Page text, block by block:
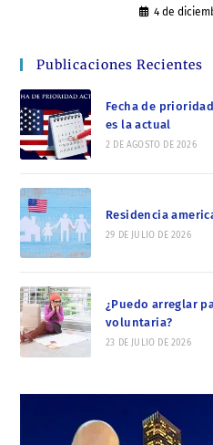
4 de
Publicaciones Recientes
Fecha de
es la actual
2 DE AGOSTO DE 2026
Residencia
29 DE JULIO DE 2026
¿Puedo arreglar
voluntaria?
23 DE JULIO DE 2026